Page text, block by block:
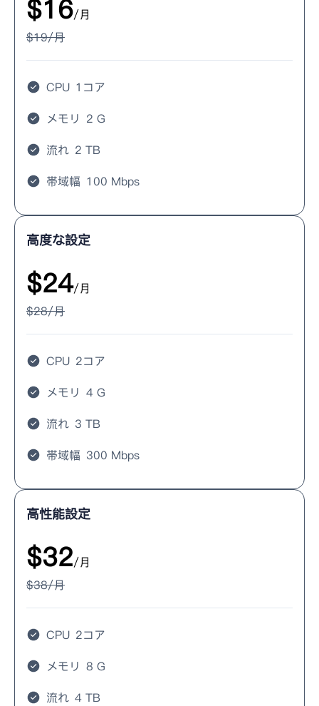
$16/月
$19/月
CPU 1コア
メモリ 2 G
流れ 2 TB
帯域幅 100 Mbps
高度な設定
$24/月
$28/月
CPU 2コア
メモリ 4 G
流れ 3 TB
帯域幅 300 Mbps
高性能設定
$32/月
$38/月
CPU 2コア
メモリ 8 G
流れ 4 TB